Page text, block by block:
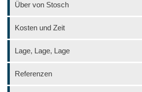
Über von Stosch
Kosten und Zeit
Lage, Lage, Lage
Referenzen